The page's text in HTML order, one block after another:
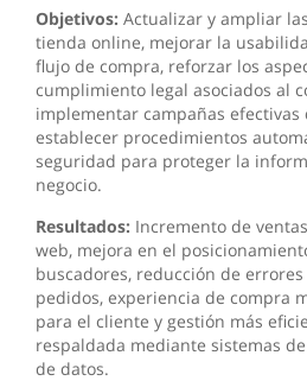
Objetivos: Actualizar y ampliar
tienda online, mejorar la
flujo de compra, reforzar los
cumplimiento legal asociados al
implementar campañas
establecer procedimientos
seguridad para proteger la
negocio.
Resultados: Incremento de
web, mejora en el
buscadores, reducción de
pedidos, experiencia de compra
para el cliente y gestión más
respaldada mediante sistemas
de datos.